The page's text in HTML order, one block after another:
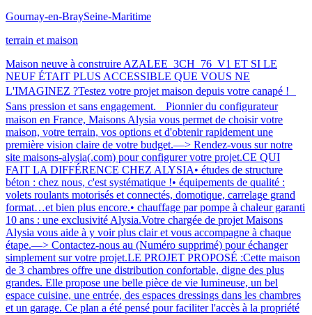
Gournay-en-BraySeine-Maritime
terrain et maison
Maison neuve à construire AZALEE_3CH_76_V1 ET SI LE
NEUF ÉTAIT PLUS ACCESSIBLE QUE VOUS NE
L'IMAGINEZ ?Testez votre projet maison depuis votre canapé !
Sans pression et sans engagement. Pionnier du configurateur
maison en France, Maisons Alysia vous permet de choisir votre
maison, votre terrain, vos options et d'obtenir rapidement une
première vision claire de votre budget.—> Rendez-vous sur notre
site maisons-alysia(.com) pour configurer votre projet.CE QUI
FAIT LA DIFFÉRENCE CHEZ ALYSIA• études de structure
béton : chez nous, c'est systématique !• équipements de qualité :
volets roulants motorisés et connectés, domotique, carrelage grand
format…et bien plus encore.• chauffage par pompe à chaleur garanti
10 ans : une exclusivité Alysia.Votre chargée de projet Maisons
Alysia vous aide à y voir plus clair et vous accompagne à chaque
étape.—> Contactez-nous au (Numéro supprimé) pour échanger
simplement sur votre projet.LE PROJET PROPOSÉ :Cette maison
de 3 chambres offre une distribution confortable, digne des plus
grandes. Elle propose une belle pièce de vie lumineuse, un bel
espace cuisine, une entrée, des espaces dressings dans les chambres
et un garage. Ce plan a été pensé pour faciliter l'accès à la propriété